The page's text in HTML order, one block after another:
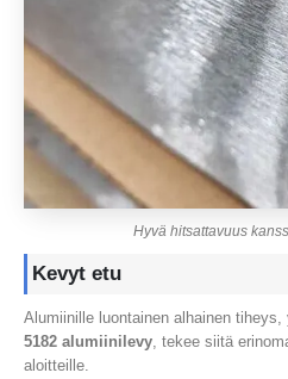
Hyvä hitsattavuus
Kevyt etu
Alumiinille luontainen alhainen
5182 alumiinilevy, tekee siitä
aloitteille.